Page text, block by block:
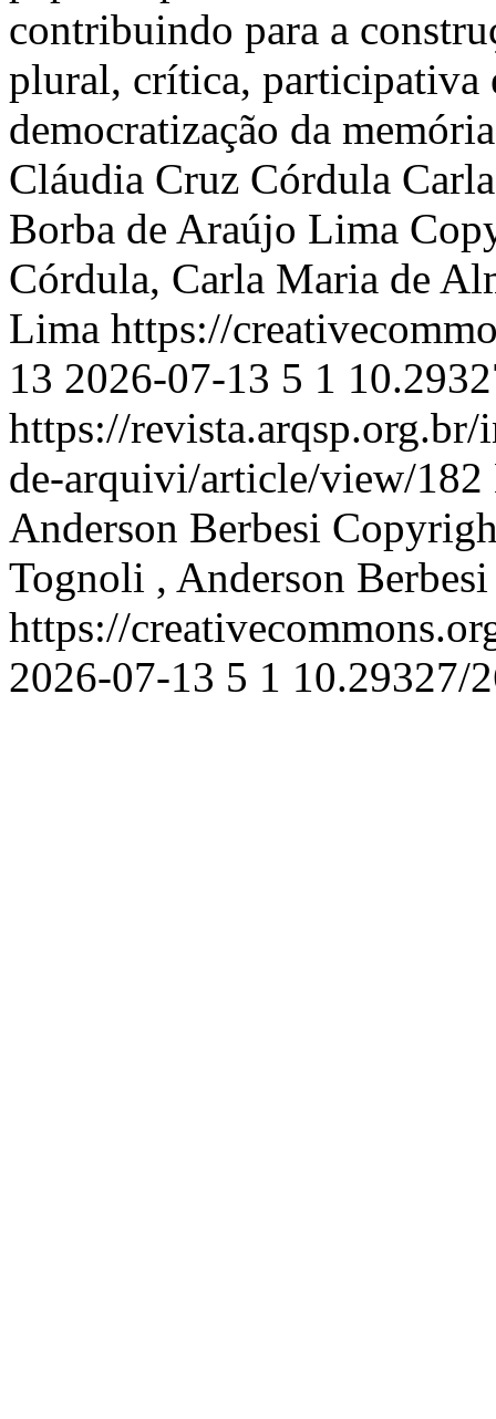
contribuindo para a
plural, crítica, participativa
democratização da
Cláudia Cruz Córdula
Borba de Araújo Lima
Córdula, Carla Maria de
Lima https://
13 2026-07-13 5 1
https://revista.arqsp.org.br/
de-arquivi/article/view/182
Anderson Berbesi
Tognoli , Anderson Berbesi
https://
2026-07-13 5 1 10.29327/